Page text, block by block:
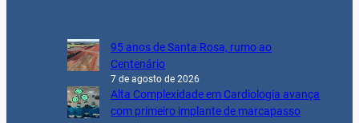
95 anos de Santa Rosa, rumo ao
Centenário
7 de agosto de 2026
Alta Complexidade em Cardiologia avança
com primeiro implante de marcapasso